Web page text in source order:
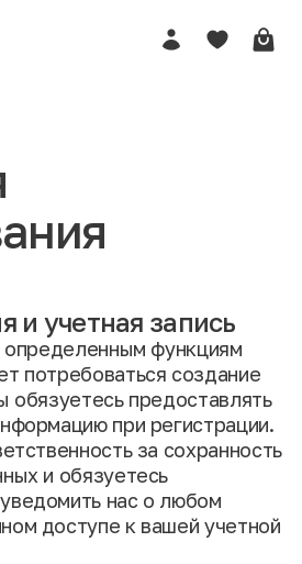
и учетная запись
определенным функциям
потребоваться создание
обязуетесь предоставлять
при регистрации.
за сохранность
и обязуетесь
нас о любом
доступе к вашей учетной